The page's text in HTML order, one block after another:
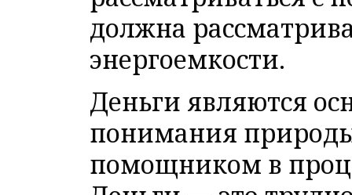
должна
энергоемкости.
Деньги являются
понимания
помощником в